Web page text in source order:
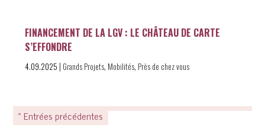
FINANCEMENT DE LA LGV : LE CHÂTEAU DE CARTE
S’EFFONDRE
4.09.2025 | Grands Projets, Mobilités, Près de chez vous
« Entrées précédentes